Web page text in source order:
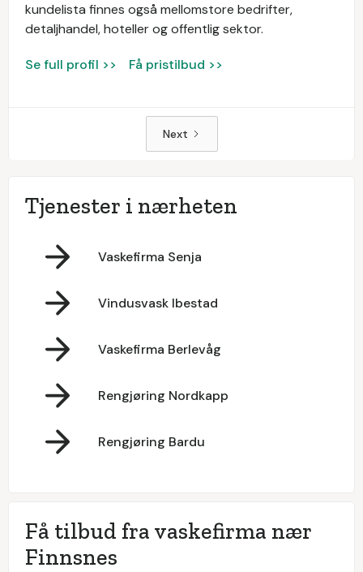
kundelista finnes også mellomstore bedrifter,
detaljhandel, hoteller og offentlig sektor.
Se full profil >> Få pristilbud >>
Next
Tjenester i nærheten
Vaskefirma Senja
Vindusvask Ibestad
Vaskefirma Berlevåg
Rengjøring Nordkapp
Rengjøring Bardu
Få tilbud fra vaskefirma nær
Finnsnes